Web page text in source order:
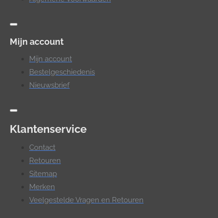
Mijn account
Mijn account
Bestelgeschiedenis
Nieuwsbrief
Klantenservice
Contact
Retouren
Sitemap
Merken
Veelgestelde Vragen en Retouren